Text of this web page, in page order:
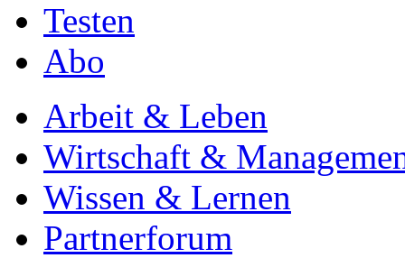
Testen
Abo
Arbeit & Leben
Wirtschaft &
Wissen & Lernen
Partnerforum